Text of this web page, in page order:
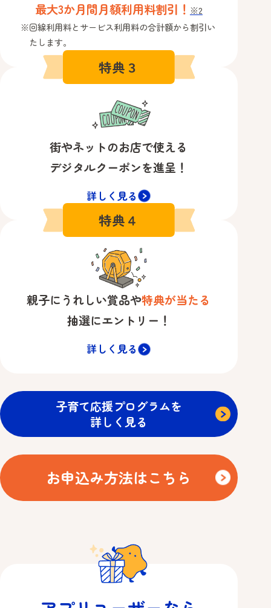
最大3か月間月額利用料割引！ ※2
回線利用料とサービス利用料の合計額から割引い
たします。
特典３
街やネットのお店で使える
デジタルクーポンを進呈！
詳しく見る
特典４
親子にうれしい賞品や特典が当たる
抽選にエントリー！
詳しく見る
子育て応援プログラムを
詳しく見る
お申込み方法はこちら